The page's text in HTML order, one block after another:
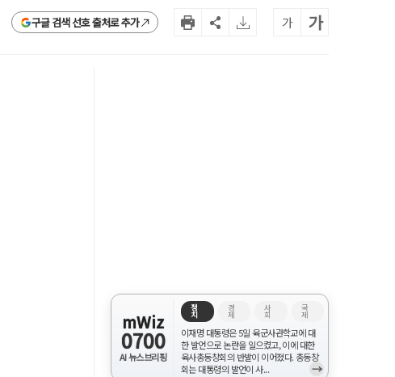
구글 검색 선호 출처로 추가 가 가
mWiz
0700
AI 뉴스브리핑
정
치
경
제
사
회
국
제
이재명 대통령은 5일 육군사관학교에 대
한 발언으로 논란을 일으켰고, 이에 대한
육사총동창회의 반발이 이어졌다. 총동창
회는 대통령의 발언이 사...
→